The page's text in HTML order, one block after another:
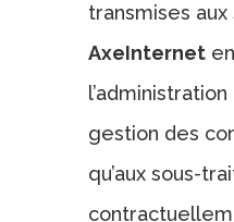
transmises
AxeInternet
gestion des
qu’aux sous-